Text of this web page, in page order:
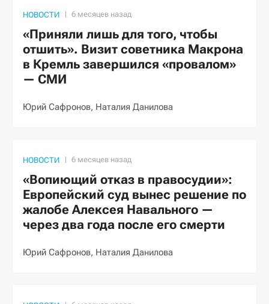
НОВОСТИ
«Приняли лишь для того, чтобы
отшить». Визит советника Макрона
в Кремль завершился «провалом»
— СМИ
Юрий Сафронов, Наталия Данилова
НОВОСТИ
«Вопиющий отказ в правосудии»:
Европейский суд вынес решение по
жалобе Алексея Навального —
через два года после его смерти
Юрий Сафронов, Наталия Данилова